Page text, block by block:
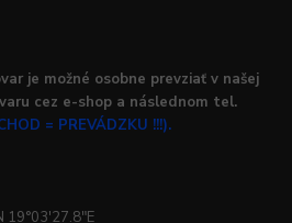
je možné osobne prevziať v našej
cez e-shop a následnom tel.
= PREVÁDZKU !!!).
19°03'27.8"E